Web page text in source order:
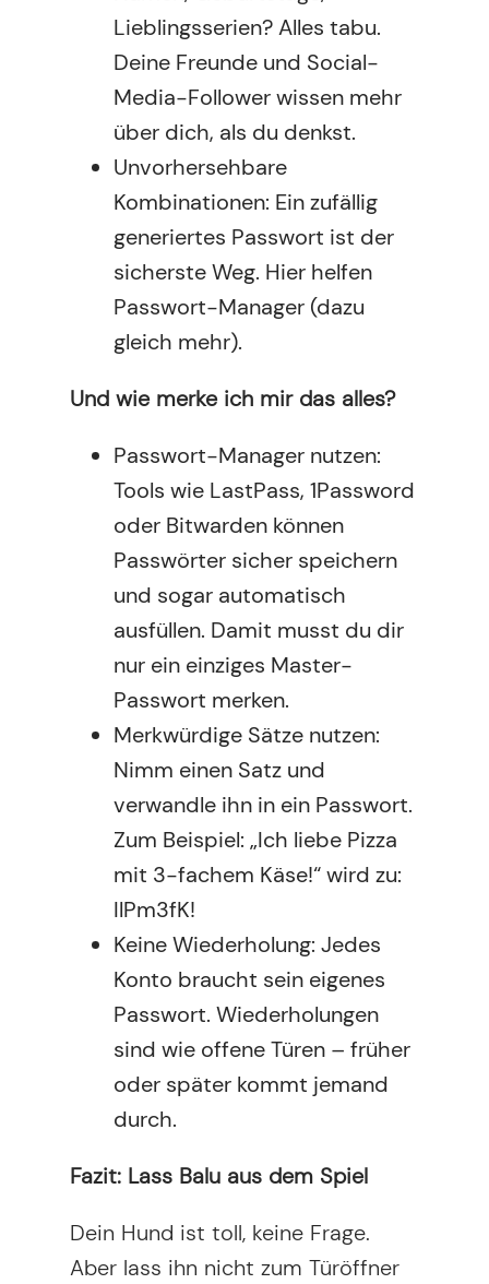
Lieblingsserien? Alles tabu.
Deine Freunde und Social-
Media-Follower wissen mehr
über dich, als du denkst.
Unvorhersehbare
Kombinationen: Ein zufällig
generiertes Passwort ist der
sicherste Weg. Hier helfen
Passwort-Manager (dazu
gleich mehr).
Und wie merke ich mir das alles?
Passwort-Manager nutzen:
Tools wie LastPass, 1Password
oder Bitwarden können
Passwörter sicher speichern
und sogar automatisch
ausfüllen. Damit musst du dir
nur ein einziges Master-
Passwort merken.
Merkwürdige Sätze nutzen:
Nimm einen Satz und
verwandle ihn in ein Passwort.
Zum Beispiel: „Ich liebe Pizza
mit 3-fachem Käse!“ wird zu:
IlPm3fK!
Keine Wiederholung: Jedes
Konto braucht sein eigenes
Passwort. Wiederholungen
sind wie offene Türen – früher
oder später kommt jemand
durch.
Fazit: Lass Balu aus dem Spiel
Dein Hund ist toll, keine Frage.
Aber lass ihn nicht zum Türöffner